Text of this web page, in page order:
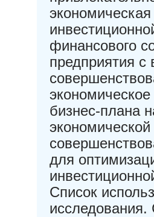
финансового
предприятия
бизнес-плана
для
Список
исследования.